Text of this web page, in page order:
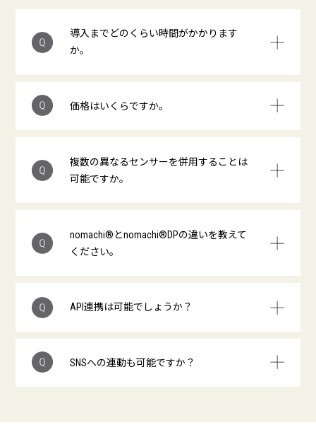
導入までどのくらい時間がかかります
か。
価格はいくらですか。
複数の異なるセンサーを併用することは
可能ですか。
nomachi®とnomachi®DPの違いを教えて
ください。
API連携は可能でしょうか？
SNSへの連動も可能ですか？